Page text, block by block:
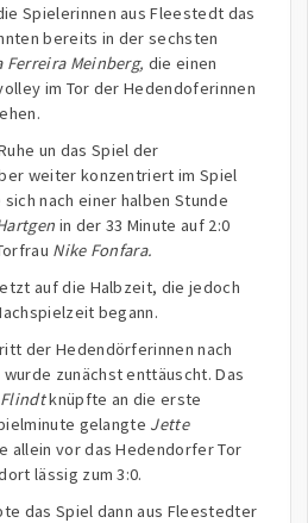
Spielerinnen aus Fleestedt das
bereits in der sechsten
Ferreira Meinberg, die einen
im Tor der Hedendoferinnen
un das Spiel der
weiter konzentriert im Spiel
nach einer halben Stunde
in der 33 Minute auf 2:0
Nike Fonfara.
auf die Halbzeit, die jedoch
begann.
der Hedendörferinnen nach
zunächst enttäuscht. Das
knüpfte an die erste
gelangte Jette
allein vor das Hedendorfer Tor
lässig zum 3:0.
das Spiel dann aus Fleestedter